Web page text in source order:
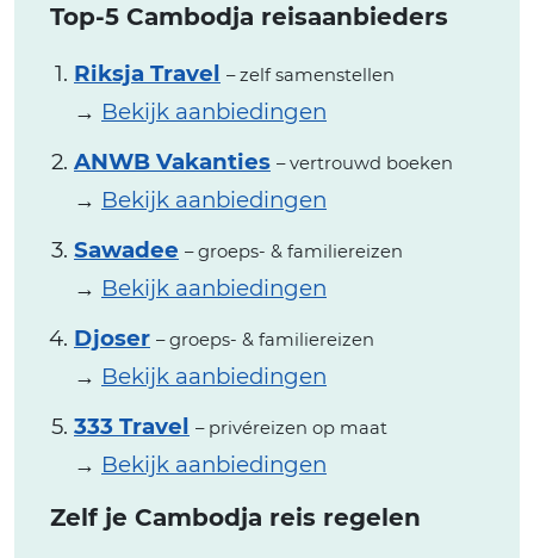
Top-5 Cambodja reisaanbieders
Riksja Travel – zelf samenstellen
→ Bekijk aanbiedingen
ANWB Vakanties – vertrouwd boeken
→ Bekijk aanbiedingen
Sawadee – groeps- & familiereizen
→ Bekijk aanbiedingen
Djoser – groeps- & familiereizen
→ Bekijk aanbiedingen
333 Travel – privéreizen op maat
→ Bekijk aanbiedingen
Zelf je Cambodja reis regelen